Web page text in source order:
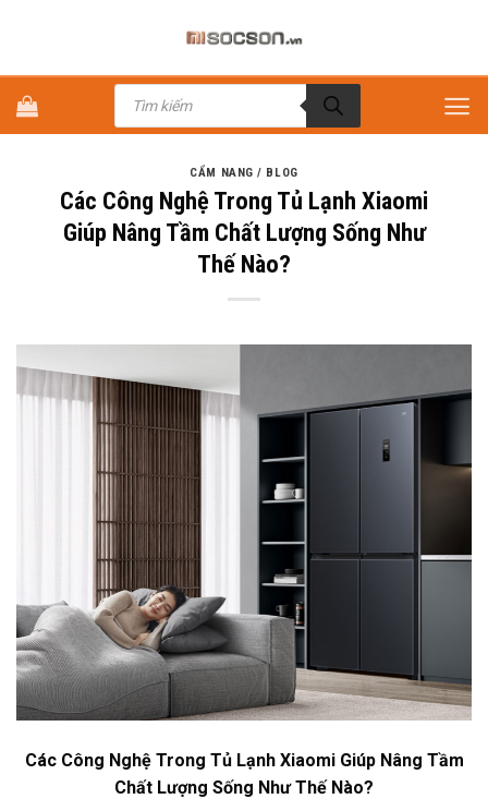
dung
Tìm
kiếm
phẩm
CẨM NANG / BLOG
Các Công Nghệ Trong Tủ Lạnh Xiaomi
Giúp Nâng Tầm Chất Lượng Sống Như
Thế Nào?
Các Công Nghệ Trong Tủ Lạnh Xiaomi Giúp Nâng Tầm
Chất Lượng Sống Như Thế Nào?